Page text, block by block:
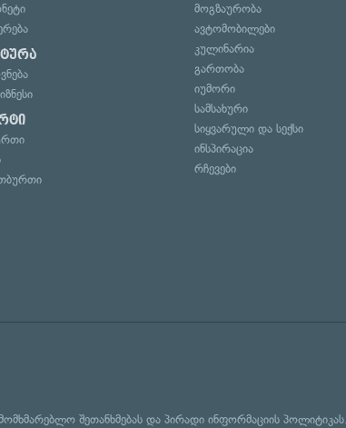
მოგზაურობა
ავტომობილები
კულინარია
გართობა
იუმორი
სამსახური
სიყვარული და სექსი
ინსპირაცია
რჩევები
შეთანხმებას და პირადი ინფორმაციის პოლიტიკას